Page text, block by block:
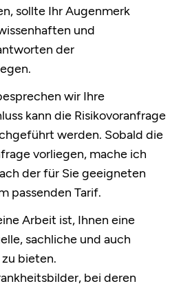
sollte Ihr Augenmerk
und
der
wir Ihre
kann die Risikovoranfrage
werden. Sobald die
vorliegen, mache ich
der für Sie geeigneten
passenden Tarif.
Arbeit ist, Ihnen eine
sachliche und auch
bieten.
bei deren